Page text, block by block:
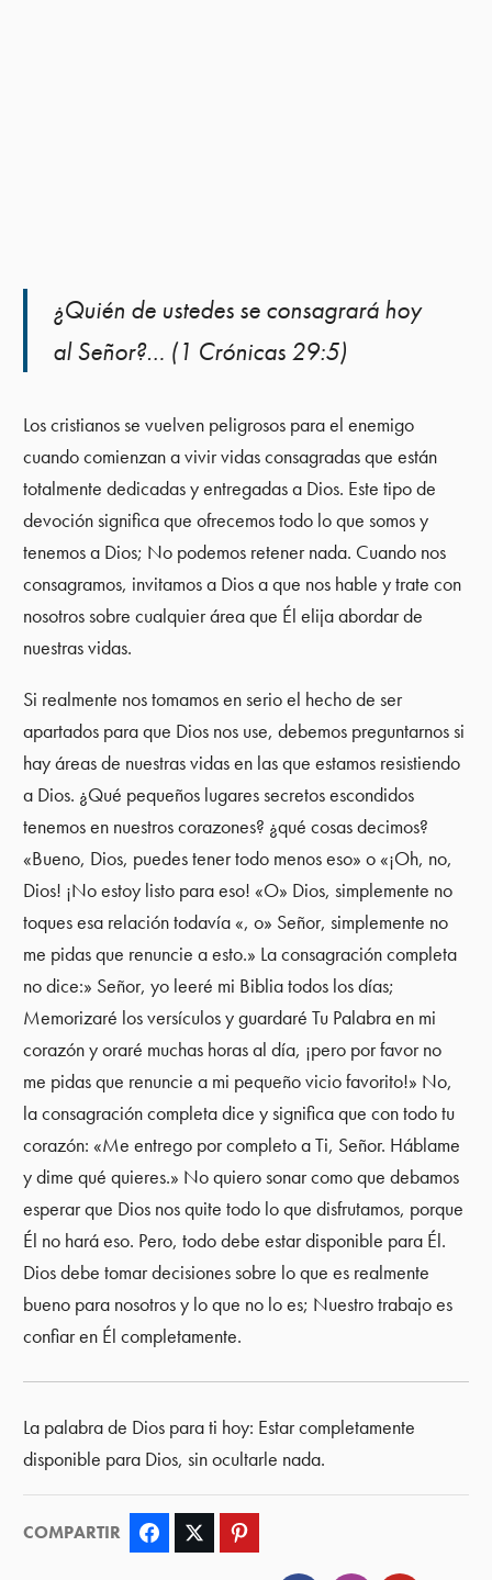
¿Quién de ustedes se consagrará hoy
al Señor?… (1 Crónicas 29:5)
Los cristianos se vuelven peligrosos para el enemigo
cuando comienzan a vivir vidas consagradas que están
totalmente dedicadas y entregadas a Dios. Este tipo de
devoción significa que ofrecemos todo lo que somos y
tenemos a Dios; No podemos retener nada. Cuando nos
consagramos, invitamos a Dios a que nos hable y trate con
nosotros sobre cualquier área que Él elija abordar de
nuestras vidas.
Si realmente nos tomamos en serio el hecho de ser
apartados para que Dios nos use, debemos preguntarnos si
hay áreas de nuestras vidas en las que estamos resistiendo
a Dios. ¿Qué pequeños lugares secretos escondidos
tenemos en nuestros corazones? ¿qué cosas decimos?
«Bueno, Dios, puedes tener todo menos eso» o «¡Oh, no,
Dios! ¡No estoy listo para eso! «O» Dios, simplemente no
toques esa relación todavía «, o» Señor, simplemente no
me pidas que renuncie a esto.» La consagración completa
no dice:» Señor, yo leeré mi Biblia todos los días;
Memorizaré los versículos y guardaré Tu Palabra en mi
corazón y oraré muchas horas al día, ¡pero por favor no
me pidas que renuncie a mi pequeño vicio favorito!» No,
la consagración completa dice y significa que con todo tu
corazón: «Me entrego por completo a Ti, Señor. Háblame
y dime qué quieres.» No quiero sonar como que debamos
esperar que Dios nos quite todo lo que disfrutamos, porque
Él no hará eso. Pero, todo debe estar disponible para Él.
Dios debe tomar decisiones sobre lo que es realmente
bueno para nosotros y lo que no lo es; Nuestro trabajo es
confiar en Él completamente.
La palabra de Dios para ti hoy: Estar completamente
disponible para Dios, sin ocultarle nada.
COMPARTIR Facebook Twitter